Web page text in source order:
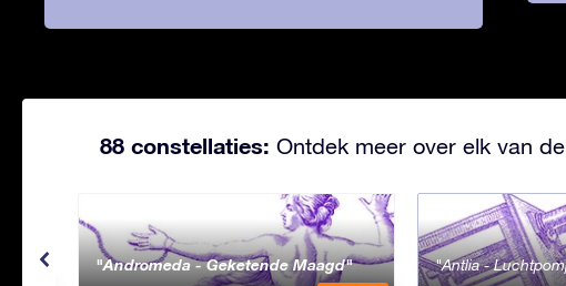
88 constellaties: Ontdek meer over elk van
Andromeda - Geketende Maagd Antlia -